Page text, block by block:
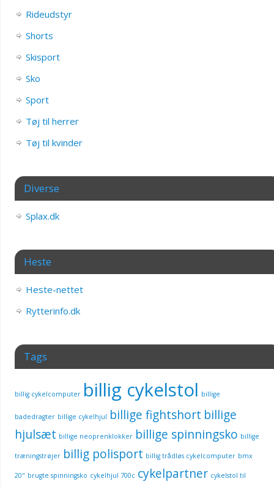
Rideudstyr
Shorts
Skisport
Sko
Sport
Tøj til herrer
Tøj til kvinder
Diverse
Splax.dk
Heste
Heste-nettet
Rytterinfo.dk
Tags
billig cykelcomputer billig cykelstol billige
badedragter billige cykelhjul billige fightshort billige
hjulsæt billige neoprenklokker billige spinningsko billige
træningstrøjer billig polisport billig trådløs cykelcomputer bmx
20" brugte spinningsko cykelhjul 700c cykelpartner cykelstol til